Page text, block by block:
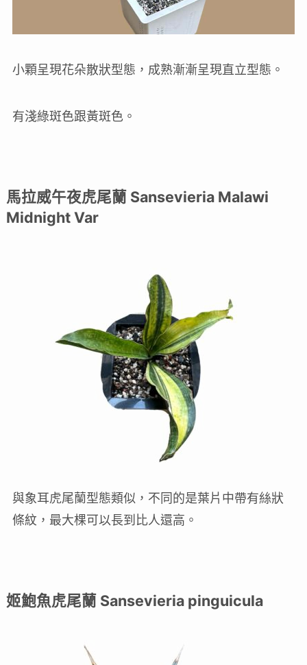
小顆呈現花朵散狀型態，成熟漸漸呈現直立型態。
有淺綠斑色跟黃斑色。
馬拉威午夜虎尾蘭 Sansevieria Malawi
Midnight Var
與象耳虎尾蘭型態類似，不同的是葉片中帶有絲狀
條紋，最大棵可以長到比人還高。
姬鮑魚虎尾蘭 Sansevieria pinguicula